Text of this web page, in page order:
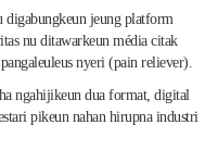
digabungkeun jeung platform
nu ditawarkeun média citak
nyeri (pain reliever).
ngahijikeun dua format, digital
pikeun nahan hirupna industri